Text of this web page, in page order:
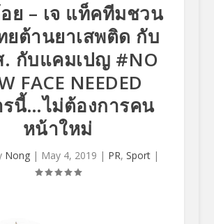
ย – เจ แท็คทีมชวน
ยต้านยาเสพติด กับ
กับแคมเปญ #NO
FACE NEEDED
รนี้…ไม่ต้องการคน
หน้าใหม่
Nong| May 4, 2019 | PR, Sport|